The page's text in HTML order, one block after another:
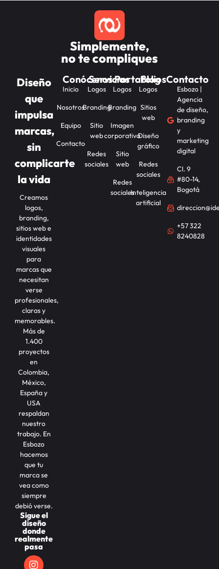
Simplemente,
no te compliques
Diseño
que
impulsa
marcas,
sin
complicarte
la vida
Creamos
logos,
branding,
sitios web e
identidades
visuales
para
marcas que
necesitan
verse
profesionales,
claras y
memorables.
Más de
1.400
proyectos
en
Colombia,
México,
España y
USA
respaldan
nuestro
trabajo. En
Esbozo
hacemos
que tu
marca se
vea como
siempre
debió verse.
Sigue el
diseño
donde
realmente
pasa
Conócenos
Inicio
Nosotros
Equipo
Contacto
Servicios
Logos
Branding
Sitio
web
Redes
sociales
Portafolios
Logos
Branding
Imagen
corporativa
Sitio
web
Redes
sociales
Blog
Logos
Sitios
web
Diseño
gráfico
Redes
sociales
Inteligencia
artificial
Contacto
Esbozo |
Agencia
de diseño,
branding
y
marketing
digital
Cl. 9
#80-14,
Bogotá
+57 322
8240828